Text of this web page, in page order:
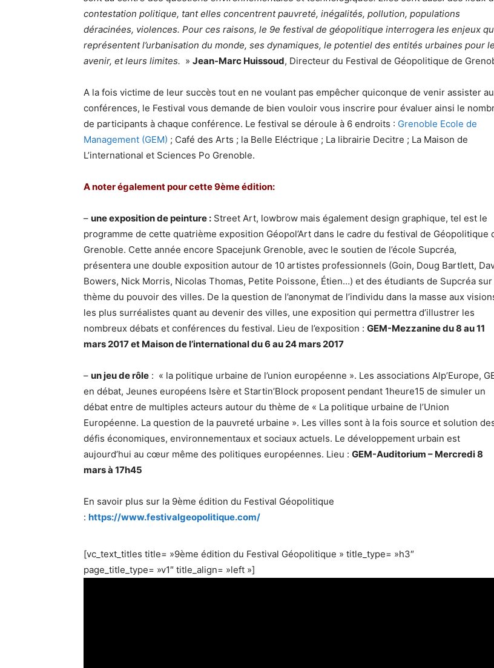
contestation politique, tant elles concentrent pauvreté, inégalités, pollution, populations
déracinées, violences. Pour ces raisons, le 9e festival de géopolitique interrogera les enjeux
représentent l’urbanisation du monde, ses dynamiques, le potentiel des entités urbaines pour
avenir, et leurs limites. » Jean-Marc Huissoud, Directeur du Festival de Géopolitique de
A la fois victime de leur succès tout en ne voulant pas empêcher quiconque de venir assister
conférences, le Festival vous demande de bien vouloir vous inscrire pour évaluer ainsi le
de participants à chaque conférence. Le festival se déroule à 6 endroits : Grenoble Ecole de
Management (GEM) ; Café des Arts ; la Belle Eléctrique ; La librairie Decitre ; La Maison de
L’international et Sciences Po Grenoble.
A noter également pour cette 9ème édition:
– une exposition de peinture : Street Art, lowbrow mais également design graphique, tel est le
programme de cette quatrième exposition Géopol’Art dans le cadre du festival de Géopolitique
Grenoble. Cette année encore Spacejunk Grenoble, avec le soutien de l’école Supcréa,
présentera une double exposition autour de 10 artistes professionnels (Goin, Doug Bartlett,
Bowers, Nick Morris, Nicolas Thomas, Petite Poissone, Étien…) et des étudiants de Supcréa sur
thème du pouvoir des villes. De la question de l’anonymat de l’individu dans la masse aux
les plus surréalistes quant au devenir des villes, une exposition qui permettra d’illustrer les
nombreux débats et conférences du festival. Lieu de l’exposition : GEM-Mezzanine du 8 au 11
mars 2017 et Maison de l’international du 6 au 24 mars 2017
– un jeu de rôle : « la politique urbaine de l’union européenne ». Les associations Alp’Europe,
en débat, Jeunes européens Isère et Startin’Block proposent pendant 1heure15 de simuler un
débat entre de multiples acteurs autour du thème de « La politique urbaine de l’Union
Européenne. La question de la pauvreté urbaine ». Les villes sont à la fois source et solution
défis économiques, environnementaux et sociaux actuels. Le développement urbain est
aujourd’hui au cœur même des politiques européennes. Lieu : GEM-Auditorium – Mercredi 8
mars à 17h45
En savoir plus sur la 9ème édition du Festival Géopolitique
: https://www.festivalgeopolitique.com/
[vc_text_titles title= »9ème édition du Festival Géopolitique » title_type= »h3″
page_title_type= »v1″ title_align= »left »]